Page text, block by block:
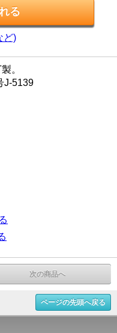
ど)
。
J-5139
次の商品へ
ページの先頭へ戻る